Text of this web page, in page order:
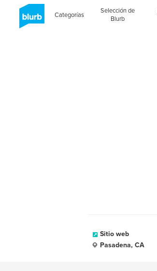
Categorías
Selección de
Blurb
Sitio web
Pasadena, CA